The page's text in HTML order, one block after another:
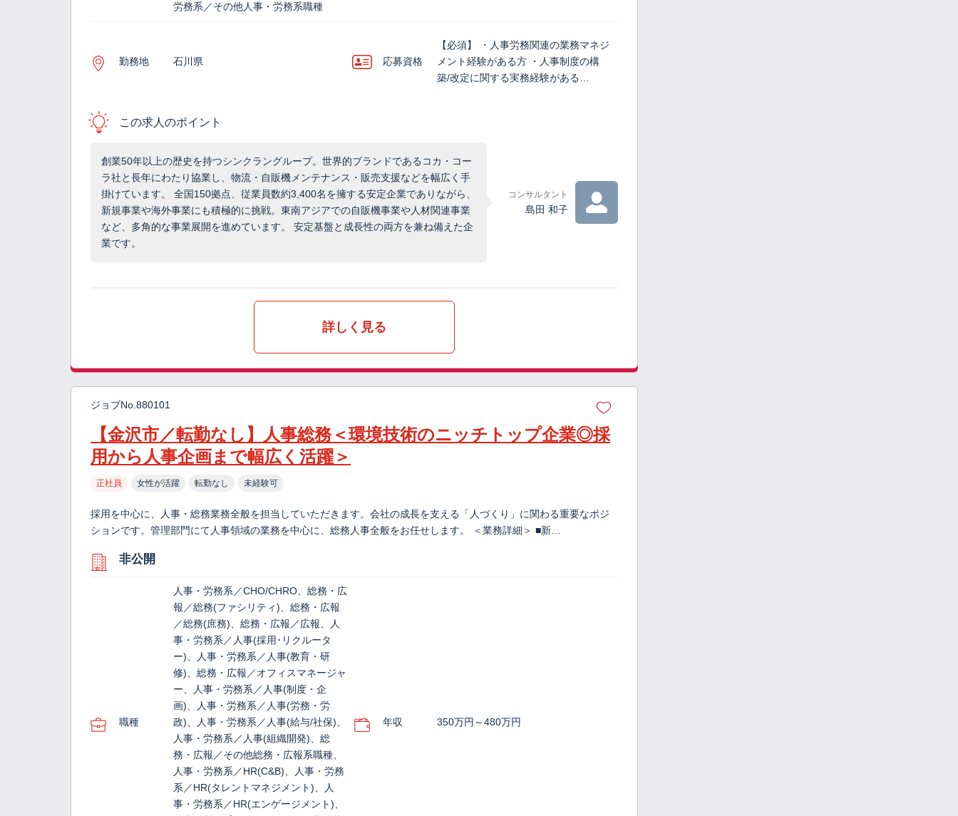
労務系／その他人事・労務系職種
勤務地 石川県 応募資格
【必須】 ・人事労務関連の業務マネジ
メント経験がある方 ・人事制度の構
築/改定に関する実務経験がある…
この求人のポイント
創業50年以上の歴史を持つシンクラングループ。世界的ブランドであるコカ・コー
ラ社と長年にわたり協業し、物流・自販機メンテナンス・販売支援などを幅広く手
掛けています。 全国150拠点、従業員数約3,400名を擁する安定企業でありながら、
新規事業や海外事業にも積極的に挑戦。東南アジアでの自販機事業や人材関連事業
など、多角的な事業展開を進めています。 安定基盤と成長性の両方を兼ね備えた企
業です。
コンサルタント
島田 和子
詳しく見る
ジョブNo.880101
【金沢市／転勤なし】人事総務＜環境技術のニッチトップ企業◎採
用から人事企画まで幅広く活躍＞
正社員 女性が活躍 転勤なし 未経験可
採用を中心に、人事・総務業務全般を担当していただきます。会社の成長を支える「人づくり」に関わる重要なポジ
ションです。管理部門にて人事領域の業務を中心に、総務人事全般をお任せします。 ＜業務詳細＞ ■新…
非公開
職種
人事・労務系／CHO/CHRO、総務・広
報／総務(ファシリティ)、総務・広報
／総務(庶務)、総務・広報／広報、人
事・労務系／人事(採用･リクルータ
ー)、人事・労務系／人事(教育・研
修)、総務・広報／オフィスマネージャ
ー、人事・労務系／人事(制度・企
画)、人事・労務系／人事(労務・労
政)、人事・労務系／人事(給与/社保)、
人事・労務系／人事(組織開発)、総
務・広報／その他総務・広報系職種、
人事・労務系／HR(C&B)、人事・労務
系／HR(タレントマネジメント)、人
事・労務系／HR(エンゲージメント)、
年収 350万円～480万円